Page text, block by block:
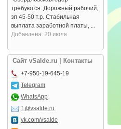
требуются: Дорожный рабочий,
зп 45-50 т.р. Стабильная
выплата заработной платы, ...
Добавлена: 20 июля
Сайт vSalde.ru | Контакты
+7-950-19-645-19
Telegram
WhatsApp
1@vsalde.ru
vk.com/vsalde